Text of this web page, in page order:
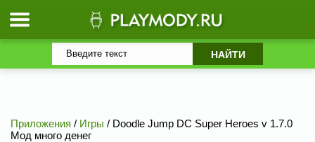
Приложения / Игры / Doodle Jump DC Super Heroes v 1.7.0
Мод много денег